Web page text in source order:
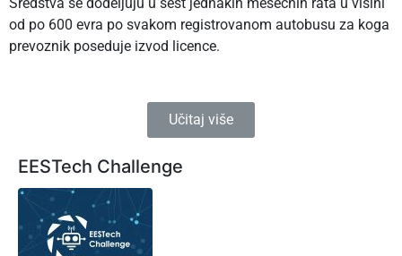
od po 600 evra po svakom registrovanom autobusu za koga
prevoznik poseduje izvod licence.
Učitaj više
EESTech Challenge